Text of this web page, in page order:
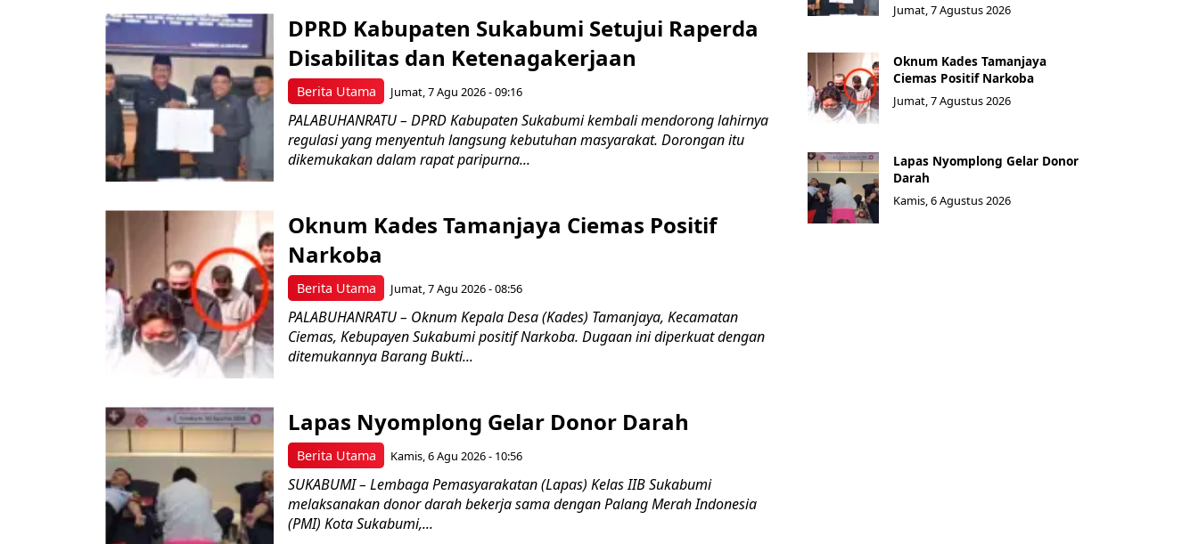
Berita Utama
DPRD Kabupaten Sukabumi Setujui Raperda
Disabilitas dan Ketenagakerjaan
Jumat, 7 Agu 2026 - 09:16
PALABUHANRATU – DPRD Kabupaten Sukabumi kembali mendorong lahirnya
regulasi yang menyentuh langsung kebutuhan masyarakat. Dorongan itu
dikemukakan dalam rapat paripurna...
Berita Utama
Oknum Kades Tamanjaya Ciemas Positif
Narkoba
Jumat, 7 Agu 2026 - 08:56
PALABUHANRATU – Oknum Kepala Desa (Kades) Tamanjaya, Kecamatan
Ciemas, Kebupayen Sukabumi positif Narkoba. Dugaan ini diperkuat dengan
ditemukannya Barang Bukti...
Berita Utama
Lapas Nyomplong Gelar Donor Darah
Kamis, 6 Agu 2026 - 10:56
SUKABUMI – Lembaga Pemasyarakatan (Lapas) Kelas IIB Sukabumi
melaksanakan donor darah bekerja sama dengan Palang Merah Indonesia
(PMI) Kota Sukabumi,...
Jumat, 7 Agustus 2026
Oknum Kades Tamanjaya
Ciemas Positif Narkoba
Jumat, 7 Agustus 2026
Lapas Nyomplong Gelar Donor
Darah
Kamis, 6 Agustus 2026